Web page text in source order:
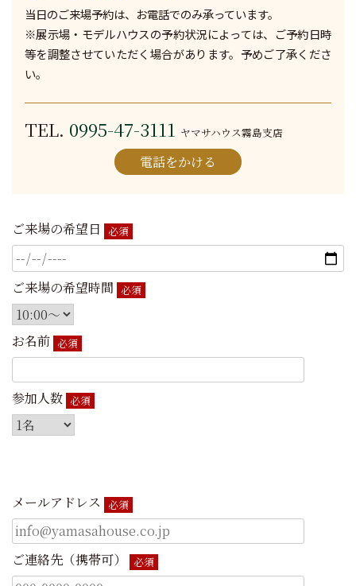
当日のご来場予約は、お電話でのみ承っています。
※展示場・モデルハウスの予約状況によっては、ご予約日時
等を調整させていただく場合があります。予めご了承くださ
い。
TEL. 0995-47-3111 ヤマサハウス霧島支店
電話をかける
ご来場の希望日 必須
ご来場の希望時間 必須
お名前 必須
参加人数 必須
メールアドレス 必須
ご連絡先（携帯可） 必須